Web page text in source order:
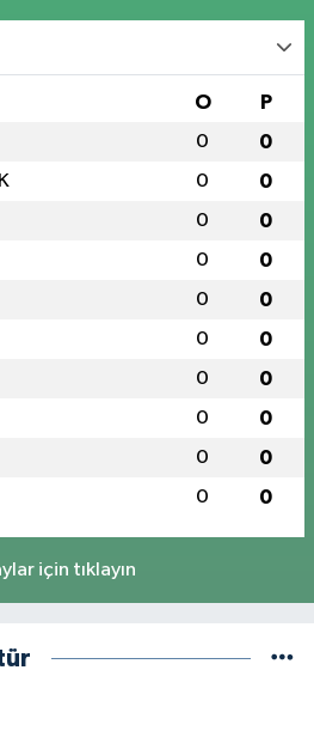
O P
0 0
0 0
0 0
0 0
0 0
0 0
0 0
0 0
0 0
0 0
için tıklayın